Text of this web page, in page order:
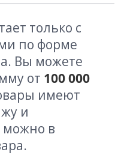
только с
по форме
Вы можете
от 100 000
имеют
и
можно в